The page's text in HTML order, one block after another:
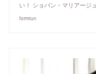
い！ ショパン・マリアージュ
formrun